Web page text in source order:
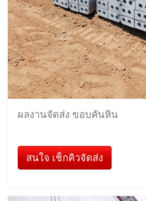
ผลงานจัดส่ง ขอบคันหิน
สนใจ เช็กคิวจัดส่ง